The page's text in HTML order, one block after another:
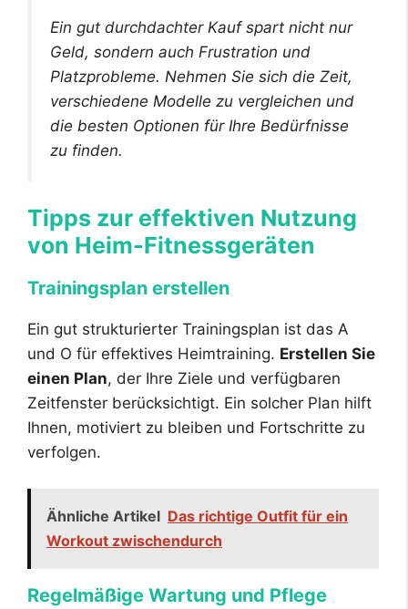
Ein gut durchdachter Kauf spart nicht nur
Geld, sondern auch Frustration und
Platzprobleme. Nehmen Sie sich die Zeit,
verschiedene Modelle zu vergleichen und
die besten Optionen für Ihre Bedürfnisse
zu finden.
Tipps zur effektiven Nutzung
von Heim-Fitnessgeräten
Trainingsplan erstellen
Ein gut strukturierter Trainingsplan ist das A
und O für effektives Heimtraining. Erstellen Sie
einen Plan, der Ihre Ziele und verfügbaren
Zeitfenster berücksichtigt. Ein solcher Plan hilft
Ihnen, motiviert zu bleiben und Fortschritte zu
verfolgen.
Ähnliche Artikel Das richtige Outfit für ein
Workout zwischendurch
Regelmäßige Wartung und Pflege